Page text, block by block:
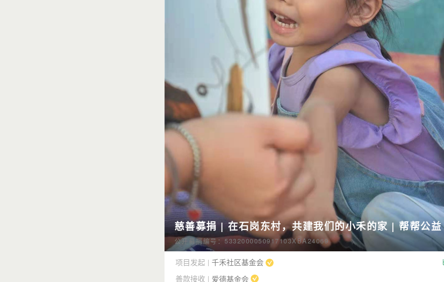
慈善募捐 | 在石岗东村，共建我们的小禾的家 | 帮帮公益
公开募捐编号：5332000050917103XBA24069
项目发起 | 千禾社区基金会
善款接收 | 爱德基金会